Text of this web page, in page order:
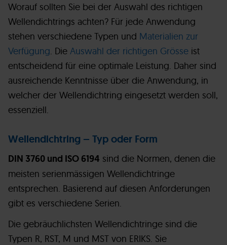
Worauf sollten Sie bei der Auswahl des richtigen
Wellendichtrings achten? Für jede Anwendung
stehen verschiedene Typen und Materialien zur
Verfügung. Die Auswahl der richtigen Grösse ist
entscheidend für eine optimale Leistung. Daher sind
ausreichende Kenntnisse über die Anwendung, in
welcher der Wellendichtring eingesetzt werden soll,
essenziell.
Wellendichtring – Typ oder Form
DIN 3760 und ISO 6194 sind die Normen, denen die
meisten serienmässigen Wellendichtringe
entsprechen. Basierend auf diesen Anforderungen
gibt es verschiedene Serien.
Die gebräuchlichsten Wellendichtringe sind die
Typen R, RST, M und MST von ERIKS. Sie